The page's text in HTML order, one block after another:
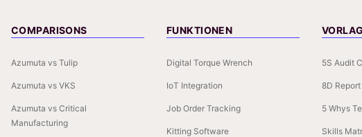
COMPARISONS
Azumuta vs Tulip
Azumuta vs VKS
Azumuta vs Critical
Manufacturing
FUNKTIONEN
Digital Torque Wrench
IoT Integration
Job Order Tracking
Kitting Software
5S Audit
8D
5 Whys
Skills